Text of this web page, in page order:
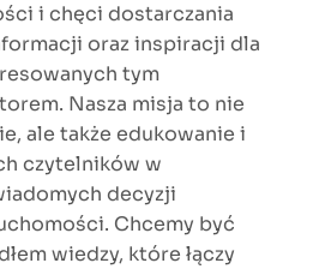
i chęci dostarczania
oraz inspiracji dla
tym
Nasza misja to nie
ale także edukowanie i
czytelników w
decyzji
Chcemy być
wiedzy, które łączy